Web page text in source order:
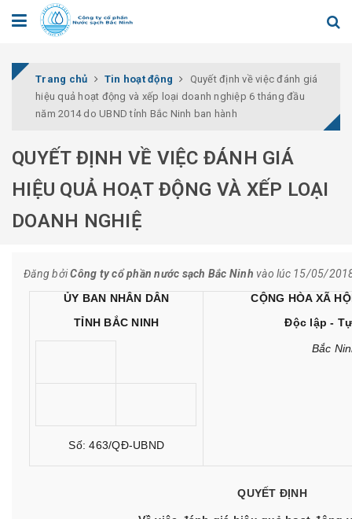
Trang chủ Tin hoạt động
Quyết định về việc đánh giá
hiệu quả hoạt động và xếp loại doanh nghiệp 6 tháng đầu
năm 2014 do UBND tỉnh Bắc Ninh ban hành
QUYẾT ĐỊNH VỀ VIỆC ĐÁNH GIÁ
HIỆU QUẢ HOẠT ĐỘNG VÀ XẾP LOẠI
DOANH NGHIỆ
Đăng bởiCông ty cổ phần nước sạch Bắc Ninh vào lúc 15/05/
ỦY BAN NHÂN DÂN
TỈNH BẮC NINH
Số: 463/QĐ-UBND
CỘNG HÒA XÃ
Độc lập -
Bắc
QUYẾT ĐỊNH